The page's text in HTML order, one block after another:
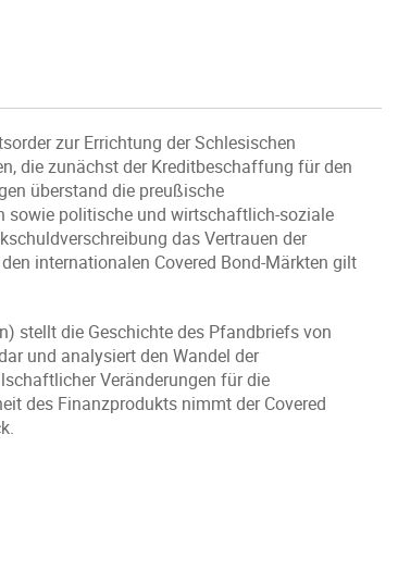
zur Errichtung der Schlesischen
die zunächst der Kreditbeschaffung für den
überstand die preußische
sowie politische und wirtschaftlich-soziale
das Vertrauen der
internationalen Covered Bond-Märkten gilt
stellt die Geschichte des Pfandbriefs von
und analysiert den Wandel der
Veränderungen für die
des Finanzprodukts nimmt der Covered